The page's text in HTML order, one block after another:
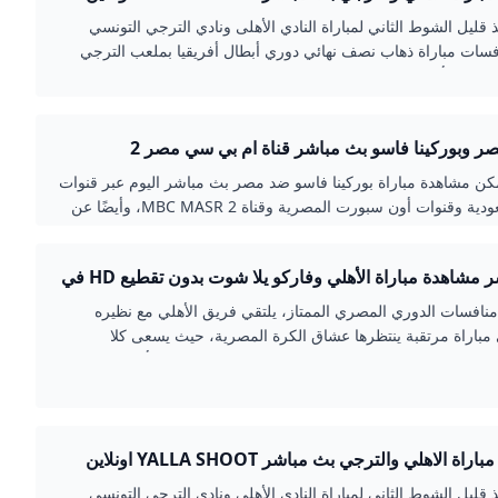
العربي
قليل الشوط الثاني لمباراة النادي الأهلى ونادي الترجي التونسي
مباراة ذهاب نصف نهائي دوري أبطال أفريقيا بملعب الترجي
أحدا
وبوركينا فاسو بث مباشر قناة ام بي سي مصر 2
مشاهدة مباراة بوركينا فاسو ضد مصر بث مباشر اليوم عبر قنوات
SSC السعودية وقنوات أون سبورت المصرية وقناة MBC MASR 2، وأيضًا عن
بوركينا فاسو وتقام المباراة على …
بث مباشر مشاهدة مباراة الأهلي وفاركو يلا شوت بدون تقطيع HD في
الدوري المصري الممتاز، يلتقي فريق الأهلي مع نظيره
مرتقبة ينتظرها عشاق الكرة المصرية، حيث يسعى كلا
لتحقيق نتيجة إيجابية تعزز موقفهما في جدول الترتيب. تأتي هذه
مشاهدة مباراة الاهلي والترجي بث مباشر YALLA SHOOT اونلاين
العربي
قليل الشوط الثاني لمباراة النادي الأهلى ونادي الترجي التونسي